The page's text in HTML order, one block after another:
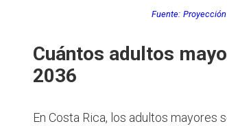
Fuente:
Cuántos adultos
2036
En Costa Rica, los adultos mayores